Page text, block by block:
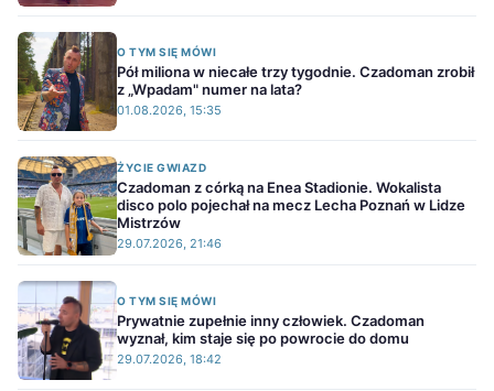
O TYM SIĘ MÓWI
Pół miliona w niecałe trzy tygodnie. Czadoman zrobił
z „Wpadam" numer na lata?
01.08.2026, 15:35
ŻYCIE GWIAZD
Czadoman z córką na Enea Stadionie. Wokalista
disco polo pojechał na mecz Lecha Poznań w Lidze
Mistrzów
29.07.2026, 21:46
O TYM SIĘ MÓWI
Prywatnie zupełnie inny człowiek. Czadoman
wyznał, kim staje się po powrocie do domu
29.07.2026, 18:42